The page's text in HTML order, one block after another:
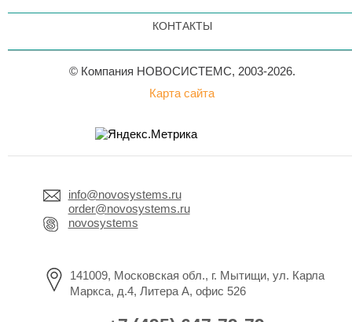
КОНТАКТЫ
© Компания НОВОСИСТЕМС, 2003-2026.
Карта сайта
info@novosystems.ru
order@novosystems.ru
novosystems
141009, Московская обл., г. Мытищи, ул. Карла
Маркса, д.4, Литера А, офис 526